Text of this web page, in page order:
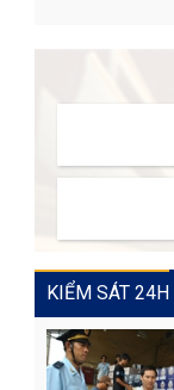
KIỂM SÁT 24H